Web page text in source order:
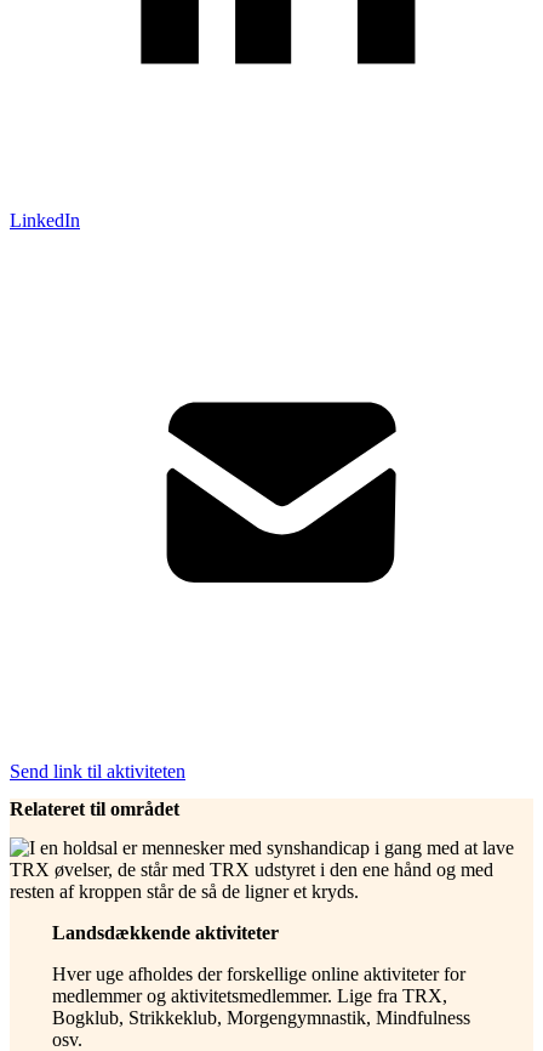
LinkedIn
Send link til aktiviteten
Relateret til området
Landsdækkende aktiviteter
Hver uge afholdes der forskellige online aktiviteter for
medlemmer og aktivitetsmedlemmer. Lige fra TRX,
Bogklub, Strikkeklub, Morgengymnastik, Mindfulness
osv.